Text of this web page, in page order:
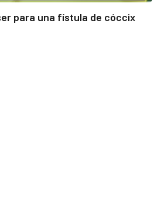
para una fístula de cóccix